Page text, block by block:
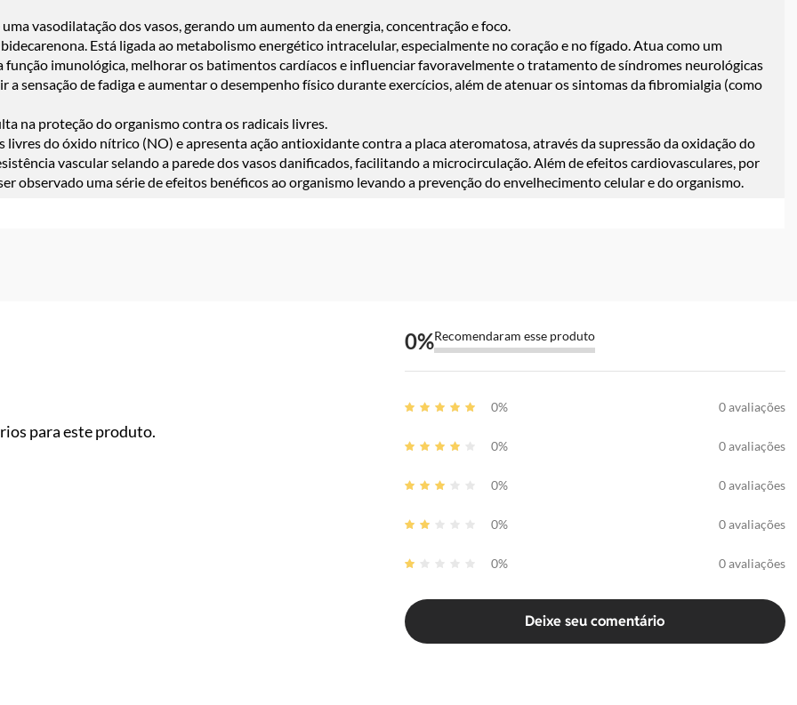
vasodilatação dos vasos, gerando um aumento da energia, concentração e foco.
Está ligada ao metabolismo energético intracelular, especialmente no coração e no fígado. Atua como um
função imunológica, melhorar os batimentos cardíacos e influenciar favoravelmente o tratamento de síndromes neurológicas
a sensação de fadiga e aumentar o desempenho físico durante exercícios, além de atenuar os sintomas da fibromialgia (como
na proteção do organismo contra os radicais livres.
livres do óxido nítrico (NO) e apresenta ação antioxidante contra a placa ateromatosa, através da supressão da oxidação do
vascular selando a parede dos vasos danificados, facilitando a microcirculação. Além de efeitos cardiovasculares, por
observado uma série de efeitos benéficos ao organismo levando a prevenção do envelhecimento celular e do organismo.
para este produto.
0%Recomendaram esse produto
0% 0 avaliações
0% 0 avaliações
0% 0 avaliações
0% 0 avaliações
0% 0 avaliações
Deixe seu comentário